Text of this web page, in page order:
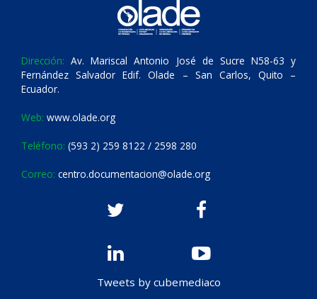
Dirección: Av. Mariscal Antonio José de Sucre N58-63 y
Fernández Salvador Edif. Olade – San Carlos, Quito –
Ecuador.
Web: www.olade.org
Teléfono: (593 2) 259 8122 / 2598 280
Correo: centro.documentacion@olade.org
Tweets by cubemediaco